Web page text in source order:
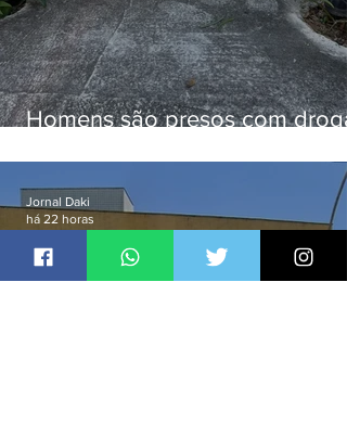
Homens são presos com
Jornal Daki
há 22 horas